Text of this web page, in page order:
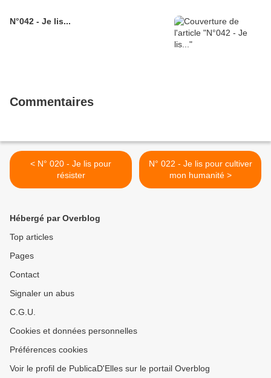
N°042 - Je lis...
Commentaires
< N° 020 - Je lis pour
résister
N° 022 - Je lis pour cultiver
mon humanité >
Hébergé par Overblog
Top articles
Pages
Contact
Signaler un abus
C.G.U.
Cookies et données personnelles
Préférences cookies
Voir le profil de PublicaD'Elles sur le portail Overblog